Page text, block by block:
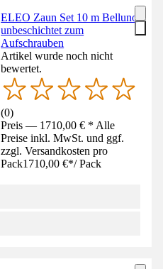
ELEO Zaun Set 10 m Belluno
unbeschichtet zum
Aufschrauben
Artikel wurde noch nicht
bewertet.
(0)
Preis — 1710,00 € * Alle
Preise inkl. MwSt. und ggf.
zzgl. Versandkosten pro
Pack1710,00 €*/ Pack